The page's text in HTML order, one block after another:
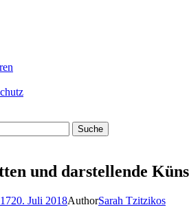
und darstellende
20. Juli 2018AuthorSarah Tzitzikos